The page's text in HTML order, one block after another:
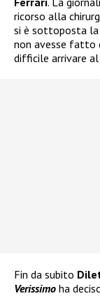
ricorso alla
si è sottoposta la
non avesse fatto
difficile arrivare al
Fin da subito
Verissimo ha